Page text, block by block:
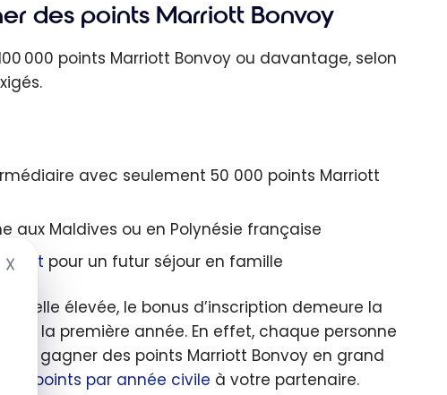
XMasquer le bandeau des cookies
des points Marriott Bonvoy
000 points Marriott Bonvoy ou davantage, selon
avec seulement 50 000 points Marriott
aux Maldives ou en Polynésie française
pour un futur séjour en famille
élevée, le bonus d’inscription demeure la
la première année. En effet, chaque personne
gagner des points Marriott Bonvoy en grand
points par année civile à votre partenaire.